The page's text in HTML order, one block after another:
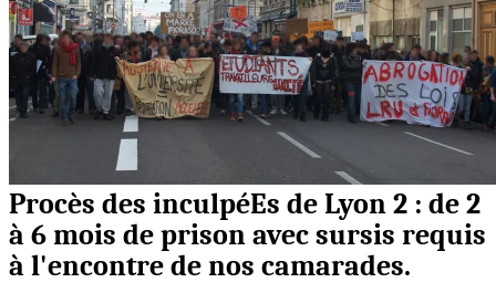
Procès des inculpéEs de Lyon 2 : de 2
à 6 mois de prison avec sursis requis
à l'encontre de nos camarades.